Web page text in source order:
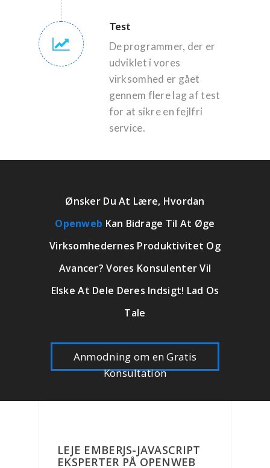
Test
De programmer, der er
udviklet i vores
virksomhed er gået
gennem flere lag af test
for at sikre en fejlfri
service.
Ønsker Du At Lære, Hvordan
Openweb Kan Bidrage Til At Øge
Virksomhedernes Produktivitet Og
Avancer? Vores Konsulenter Vil
Elske At Dele Deres Indsigt! Lad Os
Tale
Anmodning om en Gratis
Konsultation
LEJE EMBERJS-JAVASCRIPT
EKSPERTER PÅ OPENWEB